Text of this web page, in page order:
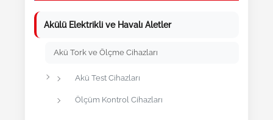
Akülü Elektrikli ve Havalı Aletler
Akü Tork ve Ölçme Cihazları
Akü Test Cihazları
Ölçüm Kontrol Cihazları